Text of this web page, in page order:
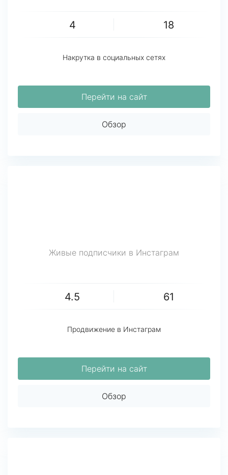
4 18
Накрутка в социальных сетях
Перейти на сайт
Обзор
Живые подписчики в Инстаграм
4.5 61
Продвижение в Инстаграм
Перейти на сайт
Обзор